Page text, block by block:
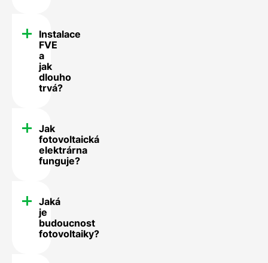
Instalace
FVE
a
jak
dlouho
trvá?
Jak
fotovoltaická
elektrárna
funguje?
Jaká
je
budoucnost
fotovoltaiky?